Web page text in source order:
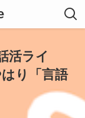
活ライ
り「言語